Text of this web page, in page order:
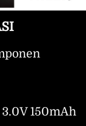
150mAh